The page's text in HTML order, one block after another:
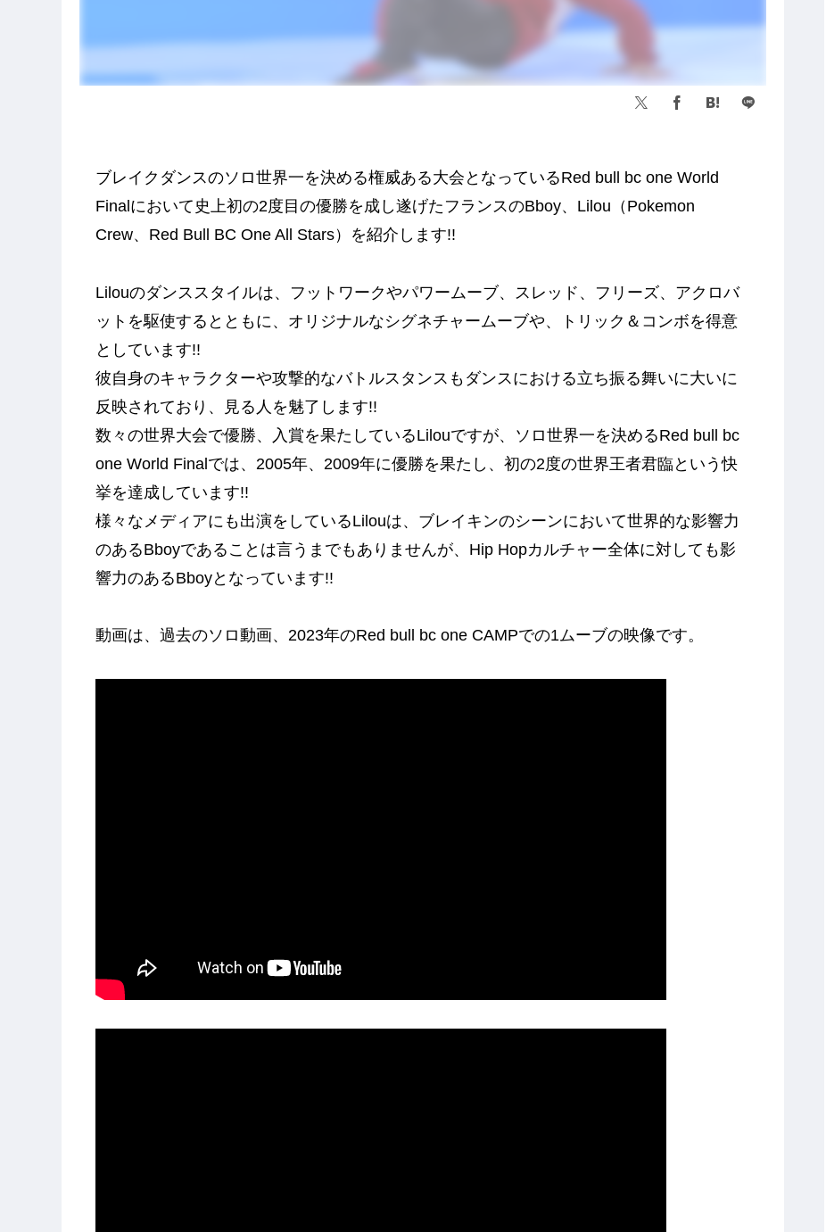
ブレイクダンスのソロ世界一を決める権威ある大会となっているRed bull bc one World
Finalにおいて史上初の2度目の優勝を成し遂げたフランスのBboy、Lilou（Pokemon
Crew、Red Bull BC One All Stars）を紹介します!!
Lilouのダンススタイルは、フットワークやパワームーブ、スレッド、フリーズ、アクロバ
ットを駆使するとともに、オリジナルなシグネチャームーブや、トリック＆コンボを得意
としています!!
彼自身のキャラクターや攻撃的なバトルスタンスもダンスにおける立ち振る舞いに大いに
反映されており、見る人を魅了します!!
数々の世界大会で優勝、入賞を果たしているLilouですが、ソロ世界一を決めるRed bull bc
one World Finalでは、2005年、2009年に優勝を果たし、初の2度の世界王者君臨という快
挙を達成しています!!
様々なメディアにも出演をしているLilouは、ブレイキンのシーンにおいて世界的な影響力
のあるBboyであることは言うまでもありませんが、Hip Hopカルチャー全体に対しても影
響力のあるBboyとなっています!!
動画は、過去のソロ動画、2023年のRed bull bc one CAMPでの1ムーブの映像です。